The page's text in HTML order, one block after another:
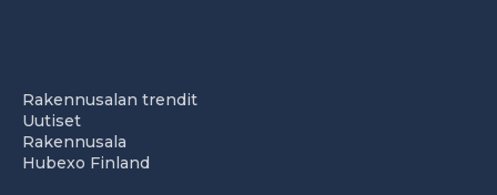
Rakennusalan trendit
Uutiset
Rakennusala
Hubexo Finland